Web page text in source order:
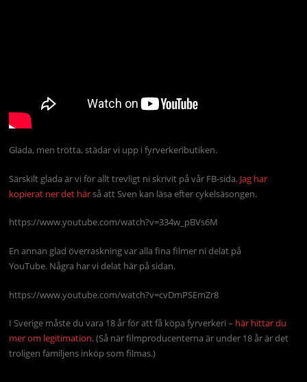
Glada, men trötta, städar vi upp i fyrverkeributiken.
Särskilt glada är vi för allt trevligt ni skrivit på vår FB-sida. Jag har
kopierat ner det härså att Sven kan läsa efter cykelsäsongen.
https://www.youtube.com/watch?v=334w_pBVs6M
En annan glad överraskning var alla fina filmer ni delat på
YouTube. Några har vi delat här på sidan.
https://www.youtube.com/watch?v=cvDmPSEmZr8
I Sverige måste du vara 18 år för att få köpa fyrverkeri – här hittar du
mer om legitimation. (Så när filmproducenterna är under 18 år är det
troligen familjens inköp som filmas.)